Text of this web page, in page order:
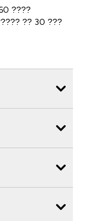
????
?? 30 ???